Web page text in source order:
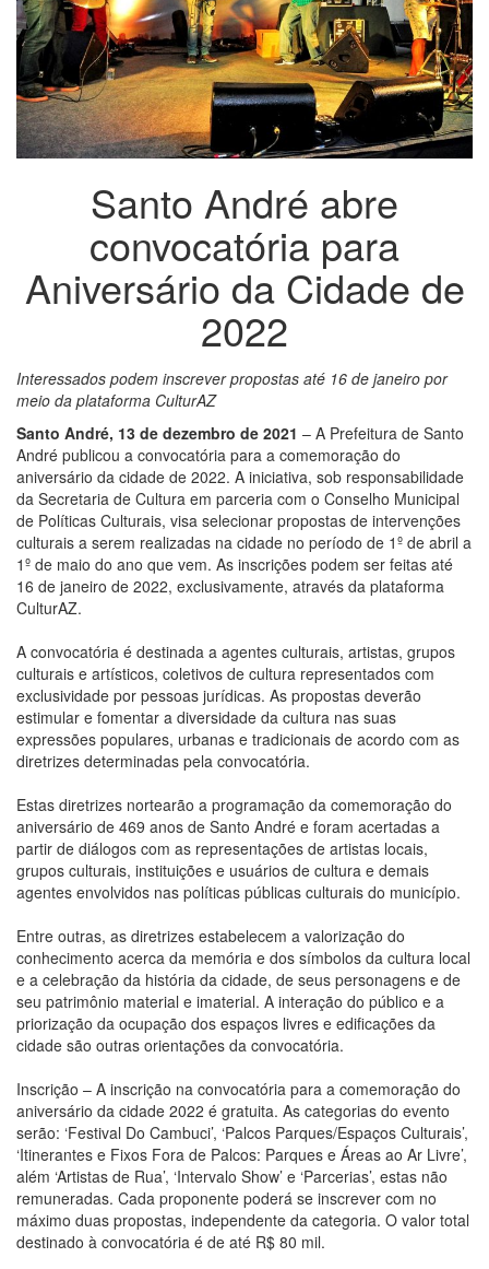
Santo André abre
convocatória para
Aniversário da Cidade de
2022
Interessados podem inscrever propostas até 16 de janeiro por
meio da plataforma CulturAZ
Santo André, 13 de dezembro de 2021 – A Prefeitura de Santo
André publicou a convocatória para a comemoração do
aniversário da cidade de 2022. A iniciativa, sob responsabilidade
da Secretaria de Cultura em parceria com o Conselho Municipal
de Políticas Culturais, visa selecionar propostas de intervenções
culturais a serem realizadas na cidade no período de 1º de abril a
1º de maio do ano que vem. As inscrições podem ser feitas até
16 de janeiro de 2022, exclusivamente, através da plataforma
CulturAZ.
A convocatória é destinada a agentes culturais, artistas, grupos
culturais e artísticos, coletivos de cultura representados com
exclusividade por pessoas jurídicas. As propostas deverão
estimular e fomentar a diversidade da cultura nas suas
expressões populares, urbanas e tradicionais de acordo com as
diretrizes determinadas pela convocatória.
Estas diretrizes nortearão a programação da comemoração do
aniversário de 469 anos de Santo André e foram acertadas a
partir de diálogos com as representações de artistas locais,
grupos culturais, instituições e usuários de cultura e demais
agentes envolvidos nas políticas públicas culturais do município.
Entre outras, as diretrizes estabelecem a valorização do
conhecimento acerca da memória e dos símbolos da cultura local
e a celebração da história da cidade, de seus personagens e de
seu patrimônio material e imaterial. A interação do público e a
priorização da ocupação dos espaços livres e edificações da
cidade são outras orientações da convocatória.
Inscrição – A inscrição na convocatória para a comemoração do
aniversário da cidade 2022 é gratuita. As categorias do evento
serão: ‘Festival Do Cambuci’, ‘Palcos Parques/Espaços Culturais’,
‘Itinerantes e Fixos Fora de Palcos: Parques e Áreas ao Ar Livre’,
além ‘Artistas de Rua’, ‘Intervalo Show’ e ‘Parcerias’, estas não
remuneradas. Cada proponente poderá se inscrever com no
máximo duas propostas, independente da categoria. O valor total
destinado à convocatória é de até R$ 80 mil.